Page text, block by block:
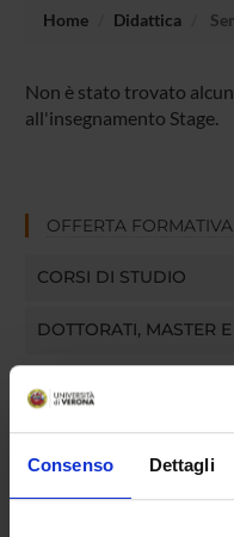
Consenso Dettagli
Home Didattica
Non è stato trovato
all'insegnamento Stage.
OFFERTA FORMATIVA
CORSI DI STUDIO
DOTTORATI, MASTER
Contatti
Persone
Luoghi
Calendario